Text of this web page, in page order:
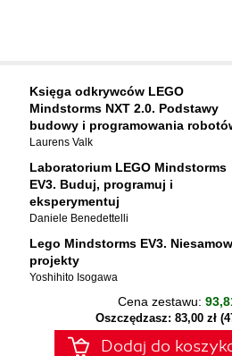
Księga odkrywców LEGO
Mindstorms NXT 2.0. Podstawy
budowy i programowania
Laurens Valk
Laboratorium LEGO Mindstorms
EV3. Buduj, programuj i
eksperymentuj
Daniele Benedettelli
Lego Mindstorms EV3.
projekty
Yoshihito Isogawa
Cena zestawu:
Oszczędzasz: 83,00 zł
Dodaj do